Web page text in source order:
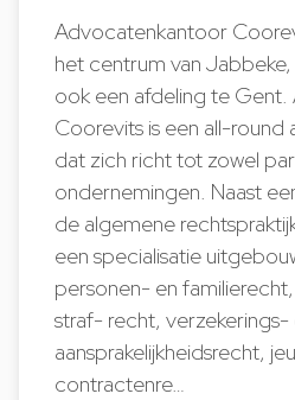
Advocatenkantoor
het centrum van
ook een afdeling te
Coorevits is een all-
dat zich richt tot zowel
ondernemingen. Naast
de algemene
een specialisatie
personen- en
straf- recht, verzekerings-
aansprakelijkheidsrecht,
contractenre…